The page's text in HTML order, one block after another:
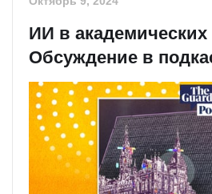
ИИ в академических
Обсуждение в